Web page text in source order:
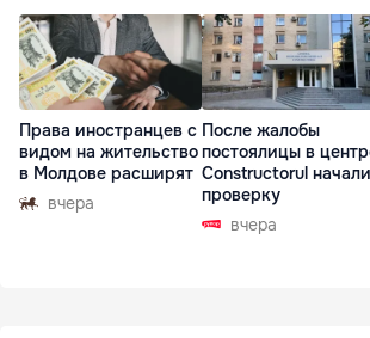
Права иностранцев с
видом на жительство
в Молдове расширят
вчера
После жалобы
постоялицы в
Constructorul начали
проверку
вчера